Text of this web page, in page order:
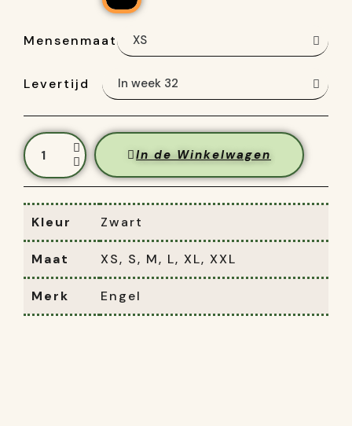
Mensenmaat
Levertijd
In de Winkelwagen
Kleur Zwart
Maat XS, S, M, L, XL, XXL
Merk Engel